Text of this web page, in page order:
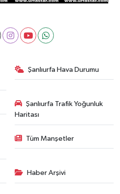
Şanlıurfa Hava Durumu
Şanlıurfa Trafik Yoğunluk
Haritası
Tüm Manşetler
Haber Arşivi